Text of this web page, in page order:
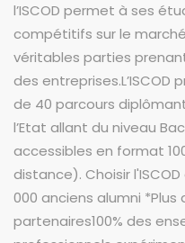
l’ISCOD permet à ses
compétitifs sur le
véritables parties
des
de 40 parcours
l’Etat allant du niveau
accessibles en format
distance). Choisir
000 anciens alumni *Plus
partenaires100% des